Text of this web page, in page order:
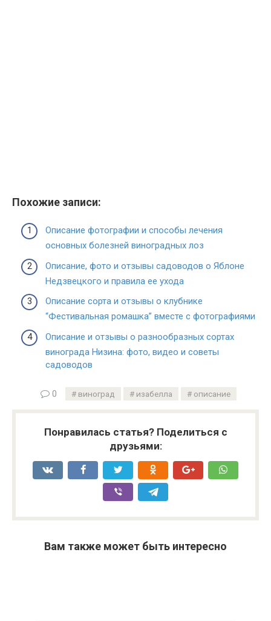
Похожие записи:
Описание фотографии и способы лечения
основных болезней виноградных лоз
Описание, фото и отзывы садоводов о Яблоне
Недзвецкого и правила ее ухода
Описание сорта и отзывы о клубнике
“Фестивальная ромашка” вместе с фотографиями
Описание и отзывы о разнообразных сортах
винограда Низина: фото, видео и советы
садоводов
0 виноград изабелла описание
Понравилась статья? Поделиться с
друзьями:
Вам также может быть интересно